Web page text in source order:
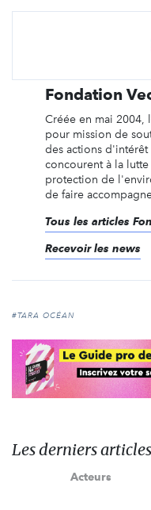
Fondation
Créée en mai 2004,
pour mission de
des actions
concourent à la
protection de
de faire
Tous les articles
Recevoir les news
#TARA OCÉAN
Les derniers
Acteurs